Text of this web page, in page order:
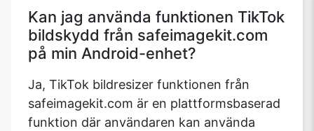
Kan jag använda funktionen TikTok
bildskydd från safeimagekit.com
på min Android-enhet?
Ja, TikTok bildresizer funktionen från
safeimagekit.com är en plattformsbaserad
funktion där användaren kan använda